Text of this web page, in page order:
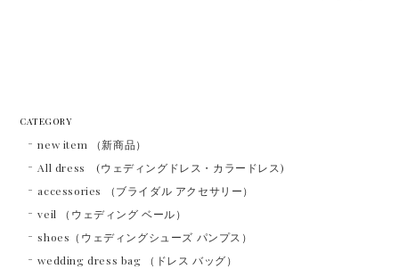
CATEGORY
new item （新商品）
All dress (ウェディングドレス・カラードレス)
accessories （ブライダル アクセサリー）
veil （ウェディング ベール）
shoes（ウェディングシューズ パンプス）
wedding dress bag （ドレス バッグ）